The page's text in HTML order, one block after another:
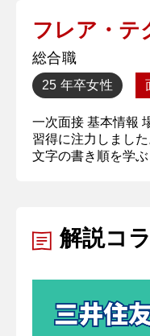
フレア・テ
総合職
25 年卒女性
一次面接 基本情報
習得に注力しまし
文字の書き順を学
解説コ